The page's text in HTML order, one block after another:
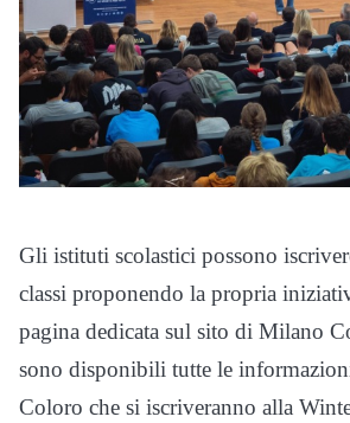
Gli istituti scolastici possono
classi proponendo la propria
pagina dedicata sul sito di Milano
sono disponibili tutte le
Coloro che si iscriveranno alla